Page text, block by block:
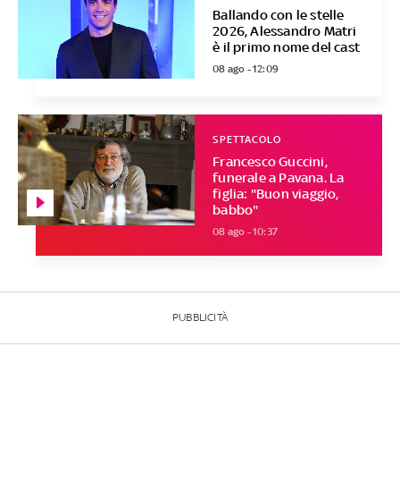
Ballando con le stelle
2026, Alessandro Matri
è il primo nome del cast
08 ago - 12:09
Francesco Guccini,
funerale a Pavana. La
figlia: "Buon viaggio,
babbo"
SPETTACOLO
08 ago - 10:37
PUBBLICITÀ